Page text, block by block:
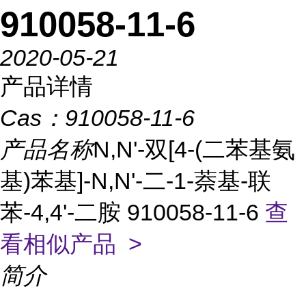
910058-11-6
2020-05-21
产品详情
Cas： 910058-11-6
产品名称N,N'-双[4-(二苯基氨
基)苯基]-N,N'-二-1-萘基-联
苯-4,4'-二胺 910058-11-6 查
看相似产品 >
简介